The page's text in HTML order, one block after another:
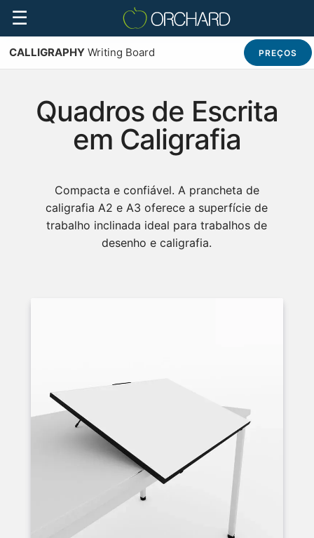
☰
CALLIGRAPHY Writing Board PREÇOS
Quadros de Escrita
em Caligrafia
Compacta e confiável. A prancheta de
caligrafia A2 e A3 oferece a superfície de
trabalho inclinada ideal para trabalhos de
desenho e caligrafia.